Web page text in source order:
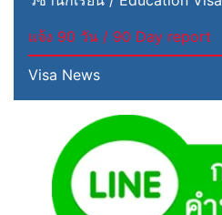
แจ้ง 90 วัน / 90 Day report
Visa News